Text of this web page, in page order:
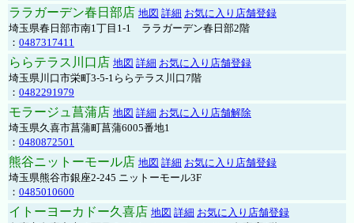
ララガーデン春日部店 地図 詳細 お気に入り店舗登録
埼玉県春日部市南1丁目1-1 ララガーデン春日部2階
： 0487317411
ららテラス川口店 地図 詳細 お気に入り店舗登録
埼玉県川口市栄町3-5-1ららテラス川口7階
： 0482291979
モラージュ菖蒲店 地図 詳細 お気に入り店舗解除
埼玉県久喜市菖蒲町菖蒲6005番地1
： 0480872501
熊谷ニットーモール店 地図 詳細 お気に入り店舗登録
埼玉県熊谷市銀座2-245 ニットーモール3F
： 0485010600
イトーヨーカドー久喜店 地図 詳細 お気に入り店舗登録